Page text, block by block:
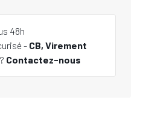
48h
- CB, Virement
Contactez-nous